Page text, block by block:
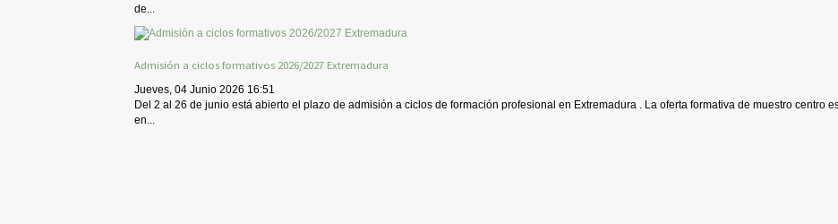
de...
Admisión a ciclos formativos 2026/2027 Extremadura
Jueves, 04 Junio 2026 16:51
Del 2 al 26 de junio está abierto el plazo de admisión a ciclos de formación profesional en Extremadura . La oferta formativa de muestro centro
en...